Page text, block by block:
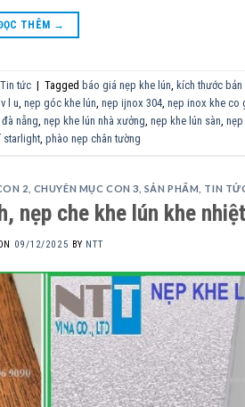
THÊM →
Tin tức | Tagged báo giá nẹp khe lún, kích thước bản
l u, nẹp góc khe lún, nẹp ijnox 304, nẹp inox khe co
nẵng, nẹp khe lún nhà xưởng, nẹp khe lún sàn,
starlight, phào nẹp chân tường
2 CHUYÊN MỤC CON 3 SẢN PHẨM TIN
nẹp che khe lún khe nhiệt
09/12/2025 BY NTT